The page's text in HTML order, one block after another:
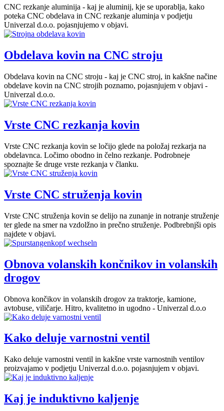
CNC rezkanje aluminija - kaj je aluminij, kje se uporablja, kako
poteka CNC obdelava in CNC rezkanje aluminja v podjetju
Univerzal d.o.o. pojasnjujemo v objavi.
Obdelava kovin na CNC stroju
Obdelava kovin na CNC stroju - kaj je CNC stroj, in kakšne načine
obdelave kovin na CNC strojih poznamo, pojasnjujem v objavi -
Univerzal d.o.o.
Vrste CNC rezkanja kovin
Vrste CNC rezkanja kovin se ločijo glede na položaj rezkarja na
obdelavnca. Ločimo obodno in čelno rezkanje. Podrobneje
spoznajte še druge vrste rezkanja v članku.
Vrste CNC struženja kovin
Vrste CNC struženja kovin se delijo na zunanje in notranje struženje
ter glede na smer na vzdolžno in prečno struženje. Podbrebnjši opis
najdete v objavi.
Obnova volanskih končnikov in volanskih
drogov
Obnova končikov in volanskih drogov za traktorje, kamione,
avtobuse, viličarje. Hitro, kvalitetno in ugodno - Univerzal d.o.o
Kako deluje varnostni ventil
Kako deluje varnostni ventil in kakšne vrste varnostnih ventilov
proizvajamo v podjetju Univerzal d.o.o. pojasnjujem v objavi.
Kaj je induktivno kaljenje